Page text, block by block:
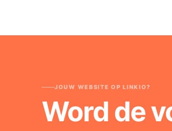
JOUW WEBSITE OP LINKIO?
Word de